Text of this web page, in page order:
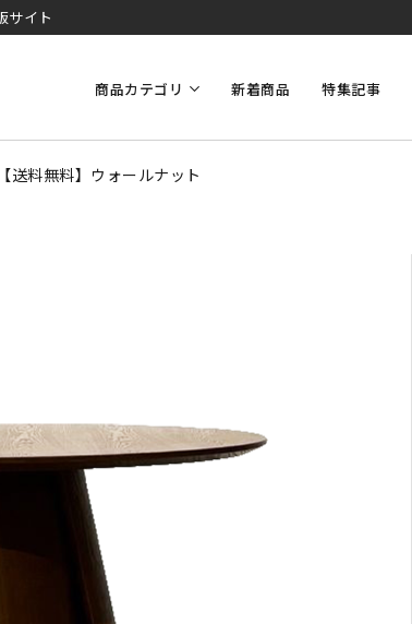
サイト
商品カテゴリ 新着商品 特集記事
送料無料】ウォールナット